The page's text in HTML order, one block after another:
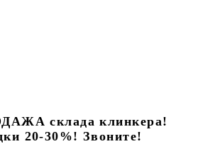
склада клинкера!
20-30%! Звоните!